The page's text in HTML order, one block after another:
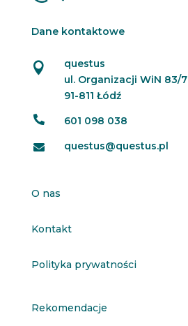
Dane kontaktowe

questus
ul. Organizacji WiN 83/7
91-811 Łódź
 601 098 038
 questus@questus.pl
O nas
Kontakt
Polityka prywatności
Rekomendacje